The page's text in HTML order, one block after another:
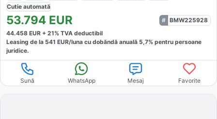
Cutie automată
53.794 EUR
BMW225928
44.458 EUR + 21% TVA deductibil
Leasing de la 541 EUR/luna cu dobăndă anuală 5,7% pentru persoane
juridice.
Sună WhatsApp Mesaj Favorite